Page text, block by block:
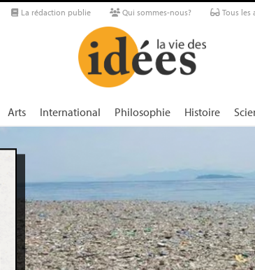
La rédaction publie Qui sommes-nous? Tous les
Arts International Philosophie Histoire